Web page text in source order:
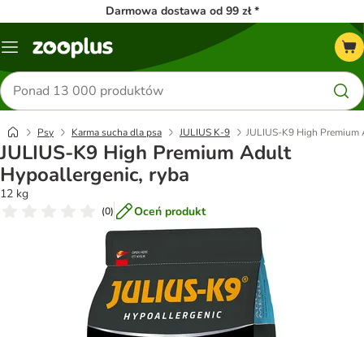
Darmowa dostawa od 99 zł *
Menu
Szukaj
produktów
Psy Karma sucha dla psa JULIUS K-9 JULIUS-K9 High
JULIUS-K9 High Premium Adult
Hypoallergenic, ryba
12 kg
(0) Oceń produkt